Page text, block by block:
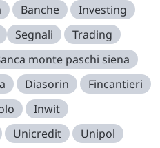
Banche
Investing
Segnali Trading
monte paschi siena
Diasorin
Fincantieri
Inwit
Unicredit
Unipol